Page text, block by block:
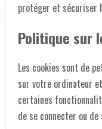
protéger et sécuriser
Politique sur
Les cookies sont de
sur votre ordinateur
certaines
de se connecter ou